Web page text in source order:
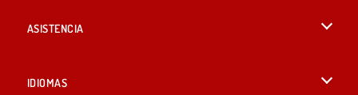
ASISTENCIA
IDIOMAS